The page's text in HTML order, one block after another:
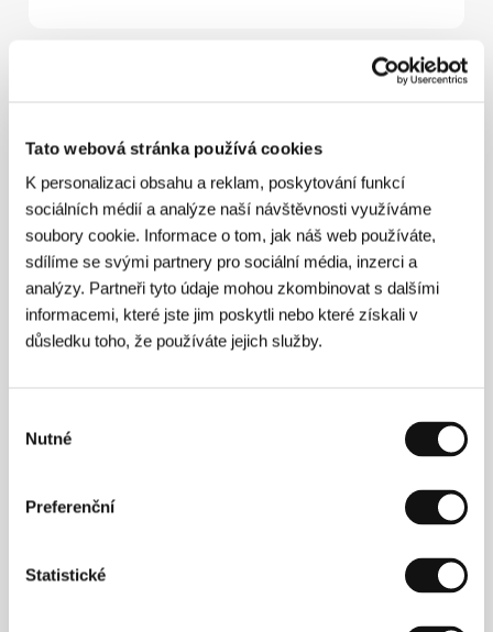
Tato webová stránka používá cookies
K personalizaci obsahu a reklam, poskytování funkcí
sociálních médií a analýze naší návštěvnosti využíváme
soubory cookie. Informace o tom, jak náš web používáte,
sdílíme se svými partnery pro sociální média, inzerci a
analýzy. Partneři tyto údaje mohou zkombinovat s dalšími
informacemi, které jste jim poskytli nebo které získali v
důsledku toho, že používáte jejich služby.
souhlasu
Nutné
Preferenční
Statistické
Avi Nesherse narodil&nbsp; v Ramat Ganu v Izraeli a
v kinematografii figuruje jako scenárista, režisér,
od té doby realizoval kolem dvou desítek filmů
nejrůznějšího typu. Opakovaně pracuje v USA, kde
Doppelganger: The Evil Within
,
Cowards
Savage